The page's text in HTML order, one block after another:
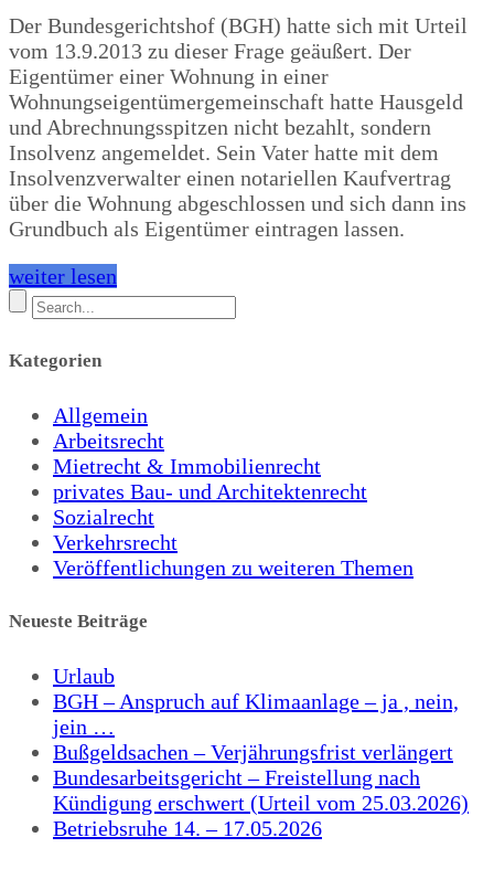
Der Bundesgerichtshof (BGH) hatte sich mit Urteil
vom 13.9.2013 zu dieser Frage geäußert. Der
Eigentümer einer Wohnung in einer
Wohnungseigentümergemeinschaft hatte Hausgeld
und Abrechnungsspitzen nicht bezahlt, sondern
Insolvenz angemeldet. Sein Vater hatte mit dem
Insolvenzverwalter einen notariellen Kaufvertrag
über die Wohnung abgeschlossen und sich dann ins
Grundbuch als Eigentümer eintragen lassen.
weiter lesen
Kategorien
Allgemein
Arbeitsrecht
Mietrecht & Immobilienrecht
privates Bau- und Architektenrecht
Sozialrecht
Verkehrsrecht
Veröffentlichungen zu weiteren Themen
Neueste Beiträge
Urlaub
BGH – Anspruch auf Klimaanlage – ja , nein,
jein …
Bußgeldsachen – Verjährungsfrist verlängert
Bundesarbeitsgericht – Freistellung nach
Kündigung erschwert (Urteil vom 25.03.2026)
Betriebsruhe 14. – 17.05.2026